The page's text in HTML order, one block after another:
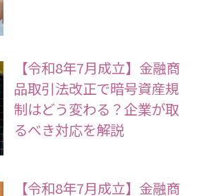
【令和8年7月成立】金融商
品取引法改正で暗号資産規
制はどう変わる？企業が取
るべき対応を解説
【令和8年7月成立】金融商